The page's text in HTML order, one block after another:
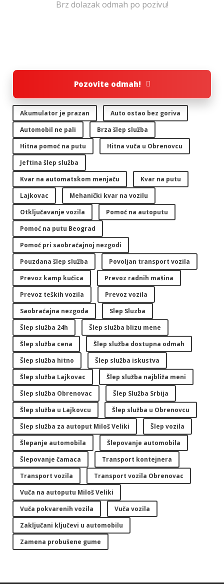
Brz dolazak odmah po pozivu!
Pozovite odmah!
Akumulator je prazan
Auto ostao bez goriva
Automobil ne pali
Brza šlep služba
Hitna pomoć na putu
Hitna vuča u Obrenovcu
Jeftina šlep služba
Kvar na automatskom menjaču
Kvar na putu
Lajkovac
Mehanički kvar na vozilu
Otključavanje vozila
Pomoć na autoputu
Pomoć na putu Beograd
Pomoć pri saobraćajnoj nezgodi
Pouzdana šlep služba
Povoljan transport vozila
Prevoz kamp kućica
Prevoz radnih mašina
Prevoz teških vozila
Prevoz vozila
Saobraćajna nezgoda
Slep Sluzba
Šlep služba 24h
Šlep služba blizu mene
Šlep služba cena
Šlep služba dostupna odmah
Šlep služba hitno
Šlep služba iskustva
Šlep služba Lajkovac
Šlep služba najbliža meni
Šlep služba Obrenovac
Šlep Služba Srbija
Šlep služba u Lajkovcu
Šlep služba u Obrenovcu
Šlep služba za autoput Miloš Veliki
Šlep vozila
Šlepanje automobila
Šlepovanje automobila
Šlepovanje čamaca
Transport kontejnera
Transport vozila
Transport vozila Obrenovac
Vuča na autoputu Miloš Veliki
Vuča pokvarenih vozila
Vuča vozila
Zaključani ključevi u automobilu
Zamena probušene gume